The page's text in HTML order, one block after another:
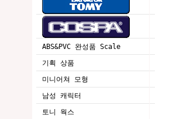
ABS&PVC 완성품 Scale
기획 상품
미니어쳐 모형
남성 캐릭터
토니 웍스